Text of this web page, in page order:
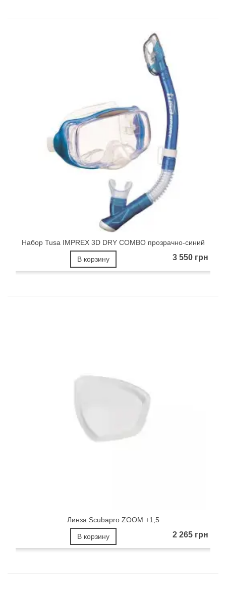
Набор Tusa IMPREX 3D DRY COMBO прозрачно-синий
3 550 грн
В корзину
Линза Scubapro ZOOM +1,5
2 265 грн
В корзину